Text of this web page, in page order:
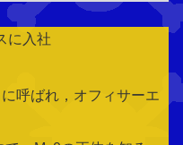
に入社
呼ばれ，オフィサーエ